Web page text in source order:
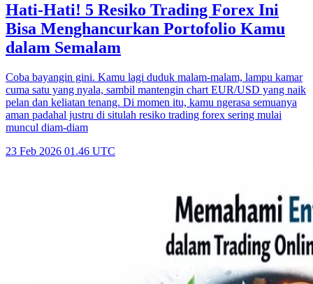
Hati-Hati! 5 Resiko Trading Forex Ini
Bisa Menghancurkan Portofolio Kamu
dalam Semalam
Coba bayangin gini. Kamu lagi duduk malam-malam, lampu kamar
cuma satu yang nyala, sambil mantengin chart EUR/USD yang naik
pelan dan keliatan tenang. Di momen itu, kamu ngerasa semuanya
aman padahal justru di situlah resiko trading forex sering mulai
muncul diam-diam
23 Feb 2026 01.46 UTC